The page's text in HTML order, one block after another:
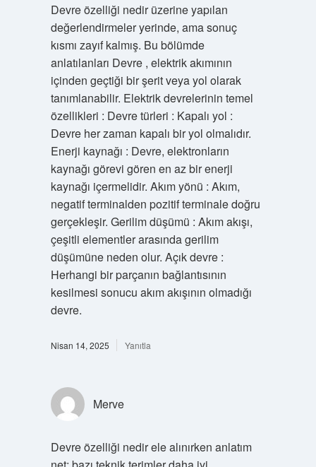
Devre özelliği nedir üzerine yapılan
değerlendirmeler yerinde, ama sonuç
kısmı zayıf kalmış. Bu bölümde
anlatılanları Devre , elektrik akımının
içinden geçtiği bir şerit veya yol olarak
tanımlanabilir. Elektrik devrelerinin temel
özellikleri : Devre türleri : Kapalı yol :
Devre her zaman kapalı bir yol olmalıdır.
Enerji kaynağı : Devre, elektronların
kaynağı görevi gören en az bir enerji
kaynağı içermelidir. Akım yönü : Akım,
negatif terminalden pozitif terminale doğru
gerçekleşir. Gerilim düşümü : Akım akışı,
çeşitli elementler arasında gerilim
düşümüne neden olur. Açık devre :
Herhangi bir parçanın bağlantısının
kesilmesi sonucu akım akışının olmadığı
devre.
Nisan 14, 2025 Yanıtla
Merve
Devre özelliği nedir ele alınırken anlatım